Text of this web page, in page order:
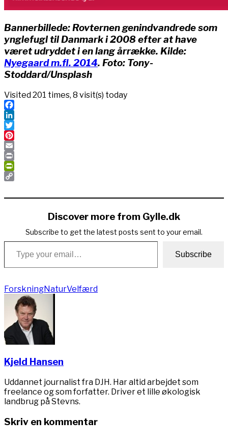
Bannerbillede: Rovternen genindvandrede som
ynglefugl til Danmark i 2008 efter at have
været udryddet i en lang årrække. Kilde:
Nyegaard m.fl. 2014. Foto: Tony-
Stoddard/Unsplash
Visited 201 times, 8 visit(s) today
Facebook
LinkedIn
Twitter
Pinterest
Email
Print
PrintFriendly
Link
Discover more from Gylle.dk
Subscribe to get the latest posts sent to your email.
Type your email…
Subscribe
ForskningNaturVelfærd
Kjeld Hansen
Uddannet journalist fra DJH. Har altid arbejdet som
freelance og som forfatter. Driver et lille økologisk
landbrug på Stevns.
Skriv en kommentar